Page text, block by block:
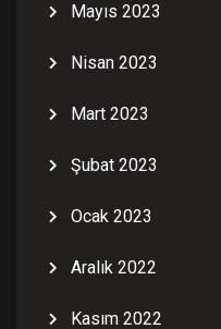
Mayıs 2023
Nisan 2023
Mart 2023
Şubat 2023
Ocak 2023
Aralık 2022
Kasım 2022